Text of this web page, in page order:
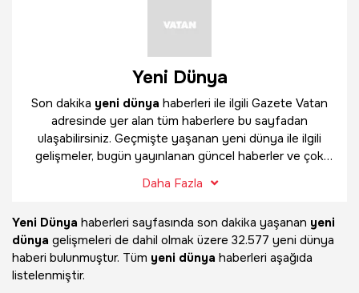
Yeni Dünya
Son dakika yeni dünya haberleri ile ilgili Gazete Vatan
adresinde yer alan tüm haberlere bu sayfadan
ulaşabilirsiniz. Geçmişte yaşanan yeni dünya ile ilgili
gelişmeler, bugün yayınlanan güncel haberler ve çok
bulabilirsiniz.
Daha Fazla
Yeni Dünya haberleri sayfasında son dakika yaşanan yeni
dünya gelişmeleri de dahil olmak üzere 32.577 yeni dünya
haberi bulunmuştur. Tüm yeni dünya haberleri aşağıda
listelenmiştir.